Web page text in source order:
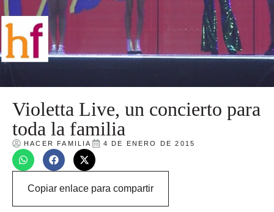
Violetta Live, un concierto para
toda la familia
HACER FAMILIA 4 DE ENERO DE 2015
Copiar enlace para compartir